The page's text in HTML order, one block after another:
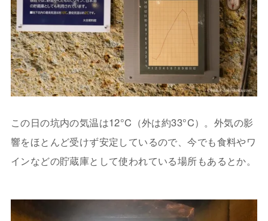
この日の坑内の気温は12°C（外は約33°C）。外気の影
響をほとんど受けず安定しているので、今でも食料やワ
インなどの貯蔵庫として使われている場所もあるとか。